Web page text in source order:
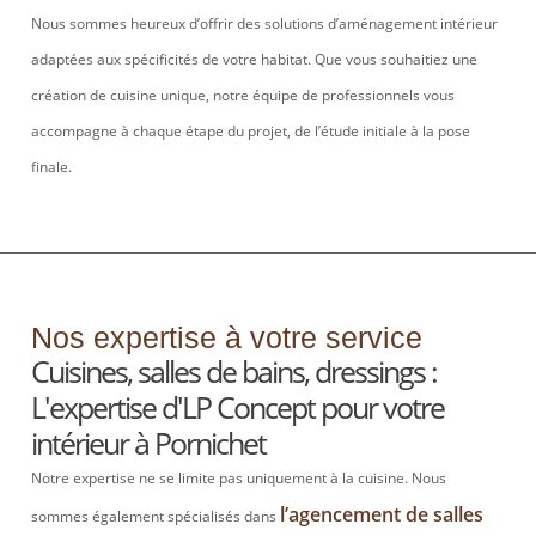
Nous sommes heureux d’offrir des solutions d’aménagement intérieur
adaptées aux spécificités de votre habitat. Que vous souhaitiez une
création de cuisine unique, notre équipe de professionnels vous
accompagne à chaque étape du projet, de l’étude initiale à la pose
finale.
Nos expertise à votre service
Cuisines, salles de bains, dressings :
L'expertise d'LP Concept pour votre
intérieur à Pornichet
Notre expertise ne se limite pas uniquement à la cuisine. Nous
sommes également spécialisés dans l’agencement de salles